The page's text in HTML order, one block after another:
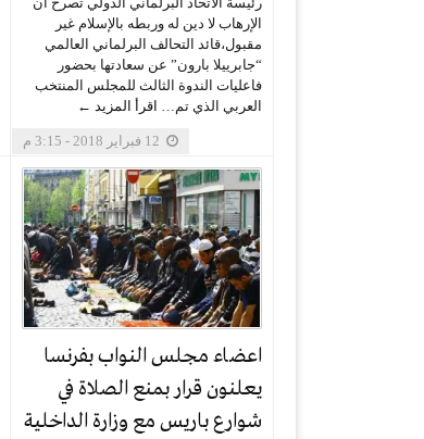
الإرهاب لا دين له وربطه بالإسلام غير
مقبول،قائد التحالف البرلماني العالمي
“جابرييلا بارون” عن سعادتها بحضور
فاعليات الندوة الثالث للمجلس المنتخب
العربي الذي تم… اقرأ المزيد ←
12 فبراير 2018 - 3:15 م
اعضاء مجلس النواب بفرنسا
يعلنون قرار بمنع الصلاة في
شوارع باريس مع وزارة الداخلية